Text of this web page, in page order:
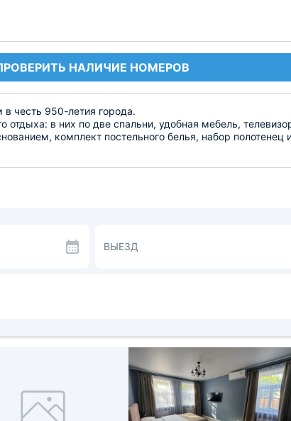
НАЛИЧИЕ НОМЕРОВ
честь 950-летия города.
в них по две спальни, удобная мебель,
комплект постельного белья, набор
ВЫЕЗД